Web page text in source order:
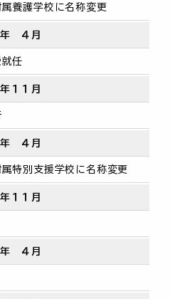
養護学校に名称変更
年 ４月
任
年１１月
年 ４月
特別支援学校に名称変更
年１１月
年 ４月